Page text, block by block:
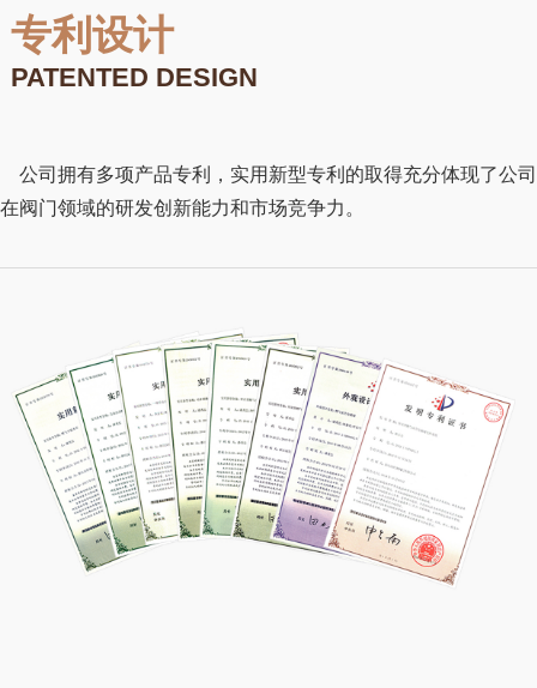
专利设计
PATENTED DESIGN
公司拥有多项产品专利，实用新型专利的取得充分体现了公司
在阀门领域的研发创新能力和市场竞争力。